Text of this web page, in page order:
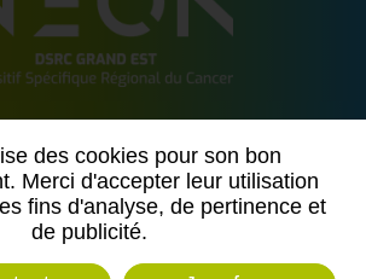
des cookies pour son bon
Merci d'accepter leur utilisation
fins d'analyse, de pertinence et
de publicité.
LES NANCY
Contactez-nous